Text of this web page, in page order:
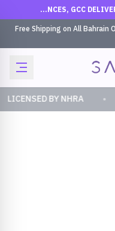
DUE TO RECENT CIRCUMSTANCES, GCC DELIVERIES MAY BE SLIGHTLY DELAYED
Free Shipping on All Bahrain
•
LICENSED BY NHRA